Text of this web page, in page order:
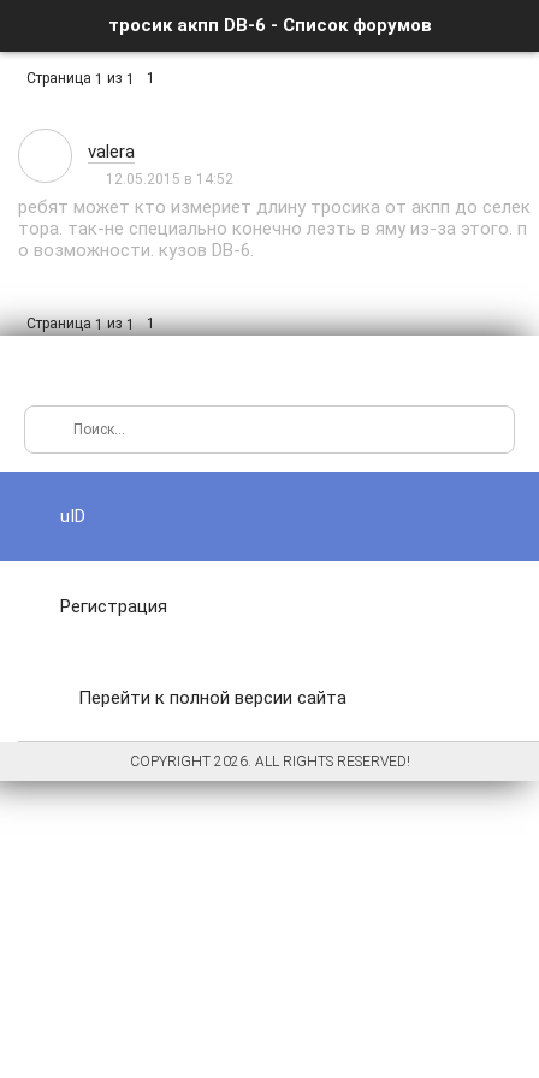
тросик акпп DB-6 - Список форумов
Страница 1 из 1 1
valera
12.05.2015 в 14:52
ребят может кто измериет длину тросика от акпп до селек
тора. так-не специально конечно лезть в яму из-за этого. п
о возможности. кузов DB-6.
Страница1из1 1
uID
Регистрация
Перейти к полной версии сайта
COPYRIGHT 2026. ALL RIGHTS RESERVED!